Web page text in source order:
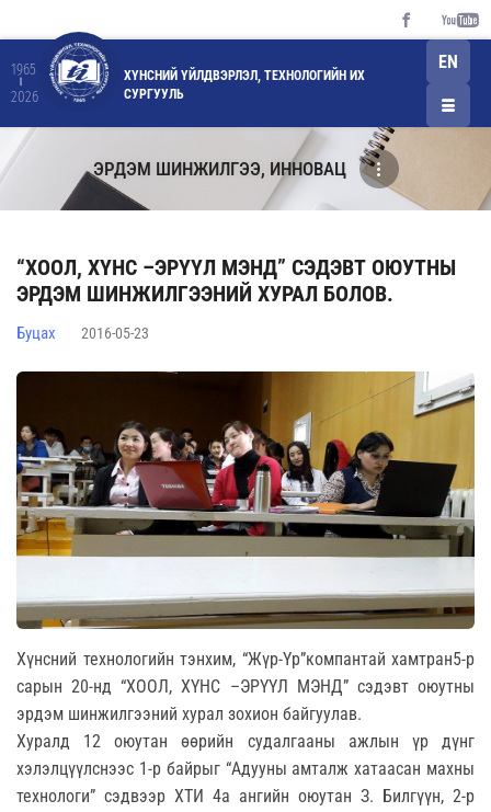
1965
2026
ХҮНСНИЙ ҮЙЛДВЭРЛЭЛ, ТЕХНОЛОГИЙН ИХ
СУРГУУЛЬ
EN
ЭРДЭМ ШИНЖИЛГЭЭ, ИННОВАЦ
“ХООЛ, ХҮНС –ЭРҮҮЛ МЭНД” СЭДЭВТ ОЮУТНЫ
ЭРДЭМ ШИНЖИЛГЭЭНИЙ ХУРАЛ БОЛОВ.
Буцах 2016-05-23
Хүнсний технологийн тэнхим, “Жүр-Үр”компантай хамтран5-р
сарын 20-нд “ХООЛ, ХҮНС –ЭРҮҮЛ МЭНД” сэдэвт оюутны
эрдэм шинжилгээний хурал зохион байгуулав.
Хуралд 12 оюутан өөрийн судалгааны ажлын үр дүнг
хэлэлцүүлснээс 1-р байрыг “Адууны амталж хатаасан махны
технологи” сэдвээр ХТИ 4а ангийн оюутан З. Билгүүн, 2-р